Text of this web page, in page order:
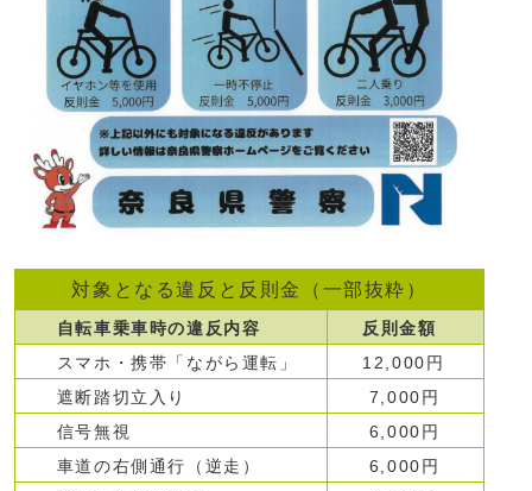
対象となる違反と反則金（一部抜粋）
自転車乗車時の違反内容
反則金額
スマホ・携帯「ながら運転」
12,000円
遮断踏切立入り
7,000円
信号無視
6,000円
車道の右側通行（逆走）
6,000円